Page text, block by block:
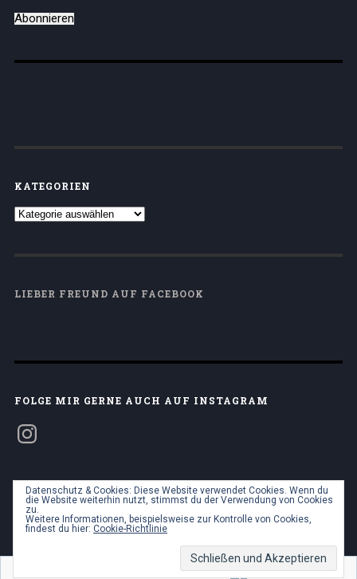
Abonnieren
KATEGORIEN
LIEBER FREUND AUF FACEBOOK
FOLGE MIR GERNE AUCH AUF INSTAGRAM
ERSTELLE EINE KOSTENLOSE WEBSITE ODER BLOG –
AUF WORDPRESS.COM.
NACH OBEN ↑
Datenschutz & Cookies: Diese Website verwendet Cookies. Wenn du
die Website weiterhin nutzt, stimmst du der Verwendung von Cookies
zu.
Weitere Informationen, beispielsweise zur Kontrolle von Cookies,
findest du hier: Cookie-Richtlinie
Abonnieren